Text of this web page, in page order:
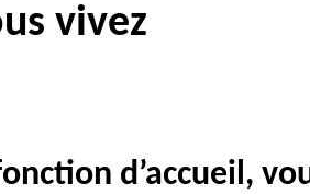
vivez
d’accueil,